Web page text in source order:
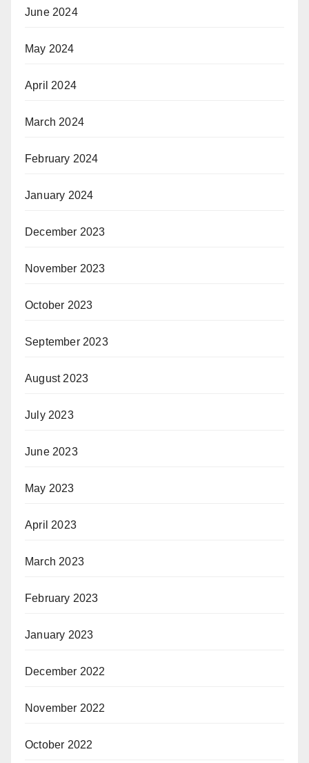
June 2024
May 2024
April 2024
March 2024
February 2024
January 2024
December 2023
November 2023
October 2023
September 2023
August 2023
July 2023
June 2023
May 2023
April 2023
March 2023
February 2023
January 2023
December 2022
November 2022
October 2022